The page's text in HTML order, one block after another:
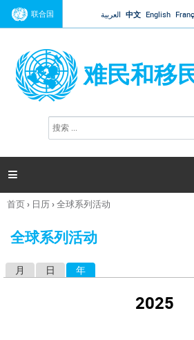
Jump to navigation
联合国 العربية 中文 English
难民和移
搜
索

你
这
首页› 日历›全球系列活动
全球系列活动
月 日 年
2025